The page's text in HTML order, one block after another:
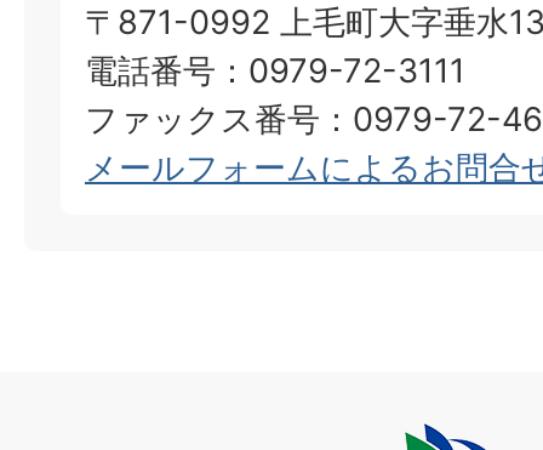
〒871-0992 上毛町大字垂水
電話番号：0979-72-3111
ファックス番号：0979-72-
メールフォームによるお問合